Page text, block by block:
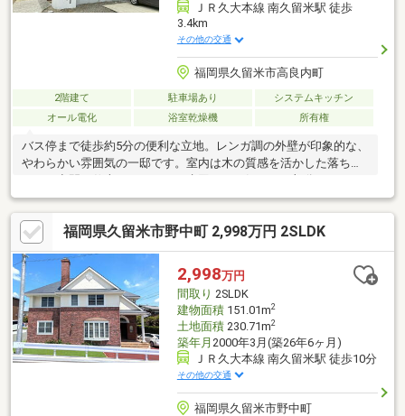
ＪＲ久大本線 南久留米駅 徒歩
3.4km
その他の交通
福岡県久留米市高良内町
2階建て 駐車場あり
システムキッチン
オール電化
浴室乾燥機 所有権
バス停まで徒歩約5分の便利な立地。レンガ調の外壁が印象的な、
やわらかい雰囲気の一邸です。室内は木の質感を活かした落ち着
り交換済み。4LDKに加えて納戸も備え、収納スペースも充実。既
存の良さを活かしながら、安心してお住まいいただける状態で
す。駐車場は3台分確保されており、ご家族用はもちろん来客時に
も安心です。
福岡県久留米市野中町 2,998万円 2SLDK
2,998万円
間取り 2SLDK
建物面積151.01m2
土地面積230.71m2
築年月 2000年3月(築26年6ヶ月)
ＪＲ久大本線 南久留米駅 徒歩10分
その他の交通
福岡県久留米市野中町